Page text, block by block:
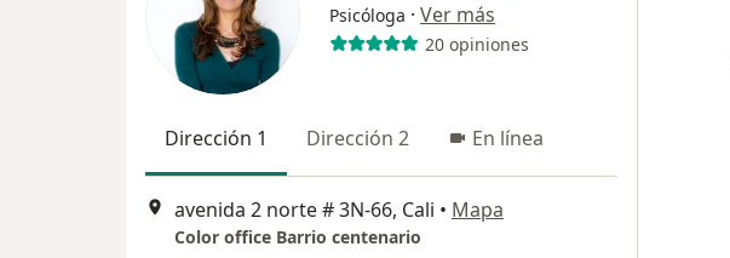
Psicóloga · Ver más
20 opiniones
Dirección 1 Dirección 2 En línea
avenida 2 norte # 3N-66, Cali • Mapa
Color office Barrio centenario